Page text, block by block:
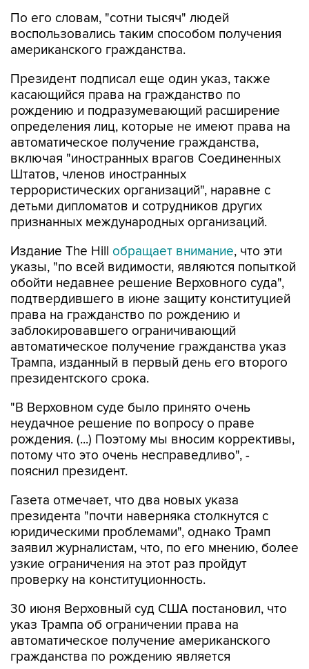
По его словам, "сотни тысяч" людей
воспользовались таким способом получения
американского гражданства.
Президент подписал еще один указ, также
касающийся права на гражданство по
рождению и подразумевающий расширение
определения лиц, которые не имеют права на
автоматическое получение гражданства,
включая "иностранных врагов Соединенных
Штатов, членов иностранных
террористических организаций", наравне с
детьми дипломатов и сотрудников других
признанных международных организаций.
Издание The Hill обращает внимание, что эти
указы, "по всей видимости, являются попыткой
обойти недавнее решение Верховного суда",
подтвердившего в июне защиту конституцией
права на гражданство по рождению и
заблокировавшего ограничивающий
автоматическое получение гражданства указ
Трампа, изданный в первый день его второго
президентского срока.
"В Верховном суде было принято очень
неудачное решение по вопросу о праве
рождения. (...) Поэтому мы вносим коррективы,
потому что это очень несправедливо", -
пояснил президент.
Газета отмечает, что два новых указа
президента "почти наверняка столкнутся с
юридическими проблемами", однако Трамп
заявил журналистам, что, по его мнению, более
узкие ограничения на этот раз пройдут
проверку на конституционность.
30 июня Верховный суд США постановил, что
указ Трампа об ограничении права на
автоматическое получение американского
гражданства по рождению является